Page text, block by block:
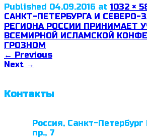
Published 04.09.2016 at 1032 ×
САНКТ-ПЕТЕРБУРГА И СЕВЕРО-
РЕГИОНА РОССИИ ПРИНИМАЕТ
ВСЕМИРНОЙ ИСЛАМСКОЙ
ГРОЗНОМ
← Previous
Next →
Контакты
Россия, Санкт-Петербург
пр., 7